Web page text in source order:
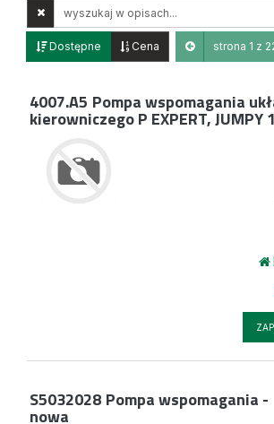
opisach
Dostępne Cena strona 1 z
4007.A5 Pompa wspomagania
kierowniczego P EXPERT, JUMPY
S5032028 Pompa wspomagania -
nowa